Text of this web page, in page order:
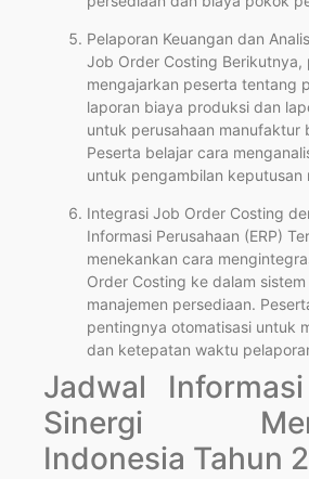
Pelaporan Keuangan dan
Job Order Costing Berikutnya,
mengajarkan peserta tentang
laporan biaya produksi dan
untuk perusahaan manufaktur
Peserta belajar cara
untuk pengambilan keputusan
Integrasi Job Order Costing
Informasi Perusahaan (ERP)
menekankan cara
Order Costing ke dalam sistem
manajemen persediaan.
pentingnya otomatisasi untuk
dan ketepatan waktu
Jadwal
Sinergi
Indonesia Tahun